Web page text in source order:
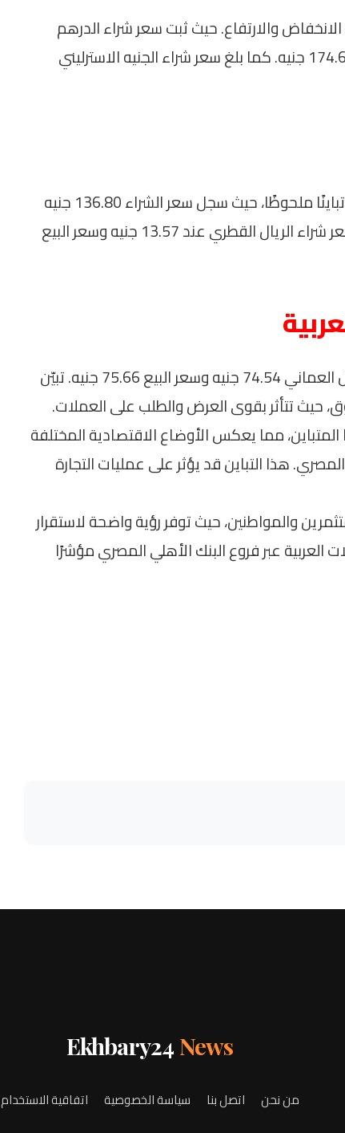
والارتفاع. حيث ثبت سعر شراء الدرهم
الإماراتي عند 169.55 جنيه وسعر البيع 174.66 جنيه. كما بلغ سعر شراء الجنيه الاسترليني
جاءت أسعار الدينار الأردني لتعكس أيضًا تباينًا ملحوظًا، حيث سجل سعر الشراء 136.80 جنيه
والسعر للبيع 139.14 جنيه. بينما استمر سعر شراء الريال القطري عند 13.57 جنيه وسعر البيع
بلغ سعر شراء الجنيه المصري مقابل الريال العماني 74.54 جنيه وسعر البيع 75.66 جنيه. تبيّن
حيث تتأثر بقوى العرض والطلب على العملات.
مما يعكس الأوضاع الاقتصادية المختلفة
هذا التباين قد يؤثر على عمليات التجارة
والمواطنين، حيث توفر رؤية واضحة لاستقرار
العربية عبر فروع البنك الأهلي المصري مؤشرًا
Ekhbary24 News
من نحن اتصل بنا سياسة الخصوصية اتفاقية الاستخدام